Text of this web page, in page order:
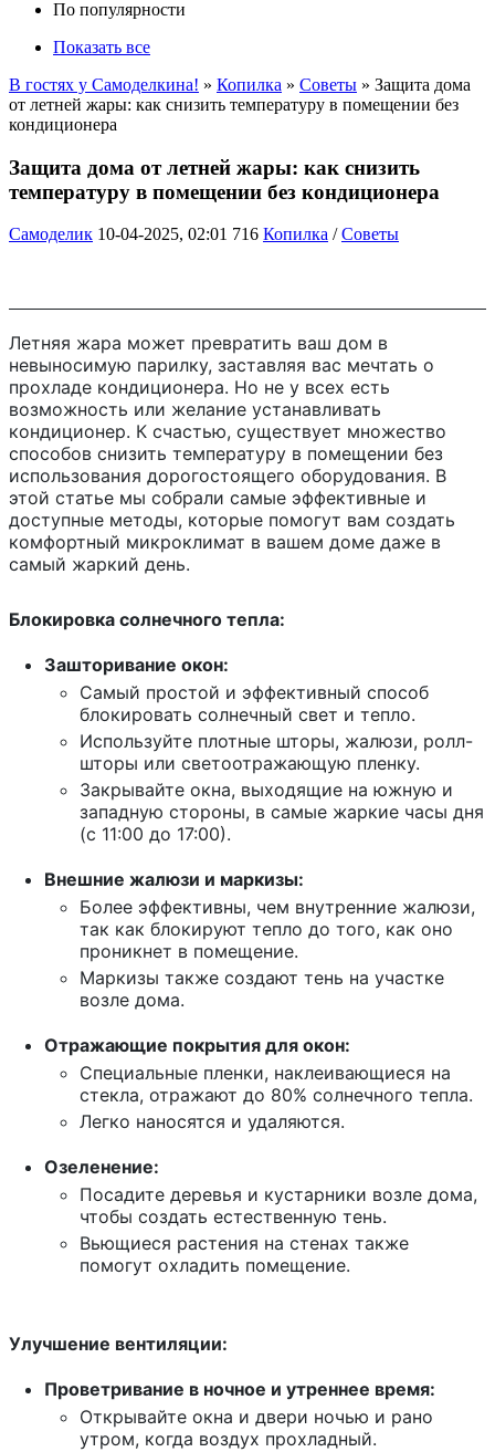
По популярности
Показать все
В гостях у Самоделкина! » Копилка » Советы » Защита дома
от летней жары: как снизить температуру в помещении без
кондиционера
Защита дома от летней жары: как снизить
температуру в помещении без кондиционера
Самоделик 10-04-2025, 02:01 716 Копилка /Советы
Летняя жара может превратить ваш дом в
невыносимую парилку, заставляя вас мечтать о
прохладе кондиционера. Но не у всех есть
возможность или желание устанавливать
кондиционер. К счастью, существует множество
способов снизить температуру в помещении без
использования дорогостоящего оборудования. В
этой статье мы собрали самые эффективные и
доступные методы, которые помогут вам создать
комфортный микроклимат в вашем доме даже в
самый жаркий день.
Блокировка солнечного тепла:
Зашторивание окон:
Самый простой и эффективный способ
блокировать солнечный свет и тепло.
Используйте плотные шторы, жалюзи, ролл-
шторы или светоотражающую пленку.
Закрывайте окна, выходящие на южную и
западную стороны, в самые жаркие часы дня
(с 11:00 до 17:00).
Внешние жалюзи и маркизы:
Более эффективны, чем внутренние жалюзи,
так как блокируют тепло до того, как оно
проникнет в помещение.
Маркизы также создают тень на участке
возле дома.
Отражающие покрытия для окон:
Специальные пленки, наклеивающиеся на
стекла, отражают до 80% солнечного тепла.
Легко наносятся и удаляются.
Озеленение:
Посадите деревья и кустарники возле дома,
чтобы создать естественную тень.
Вьющиеся растения на стенах также
помогут охладить помещение.
Улучшение вентиляции:
Проветривание в ночное и утреннее время:
Открывайте окна и двери ночью и рано
утром, когда воздух прохладный.